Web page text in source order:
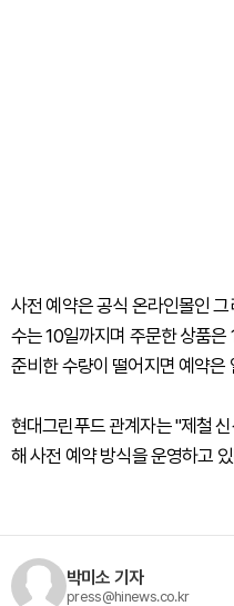
사전 예약은 공식 온라인몰인
수는 10일까지며 주문한 상품
준비한 수량이 떨어지면 예약은
현대그린푸드 관계자는 "제철
해 사전 예약 방식을 운영하고
박미소 기자
press@hinews.co.kr